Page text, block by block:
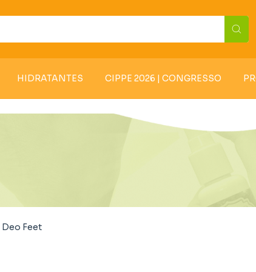
HIDRATANTES CIPPE 2026 | CONGRESSO
Deo Feet